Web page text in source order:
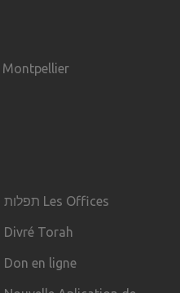
Montpellier
תפלות Les Offices
Divré Torah
Don en ligne